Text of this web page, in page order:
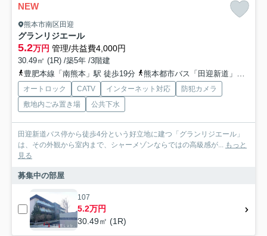
NEW
熊本市南区田迎
グランリジエール
5.2万円 管理/共益費4,000円
30.49㎡ (1R) /築5年 /3階建
豊肥本線「南熊本」駅 徒歩19分
熊本都市バス「田迎新道」バス停下車 徒歩3分
オートロック CATV インターネット対応
防犯カメラ
敷地内ごみ置き場
公共下水
田迎新道バス停から徒歩4分という好立地に建つ「グランリジエール」
は、その外観から室内まで、シャーメゾンならではの高級感が...
もっと
見る
募集中の部屋
107
5.2万円
30.49㎡ (1R)